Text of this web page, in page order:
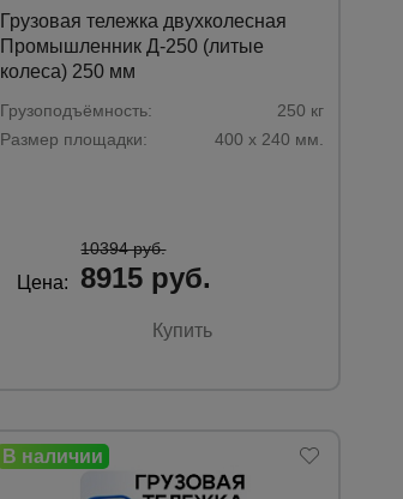
Грузовая тележка двухколесная
Промышленник Д-250 (литые
колеса) 250 мм
Грузоподъёмность:
250 кг
Размер площадки:
400 х 240 мм.
Цена:
10394 руб.
8915 руб.
Купить